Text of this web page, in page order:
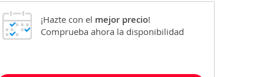
¡Hazte con el mejor precio!
Comprueba ahora la disponibilidad